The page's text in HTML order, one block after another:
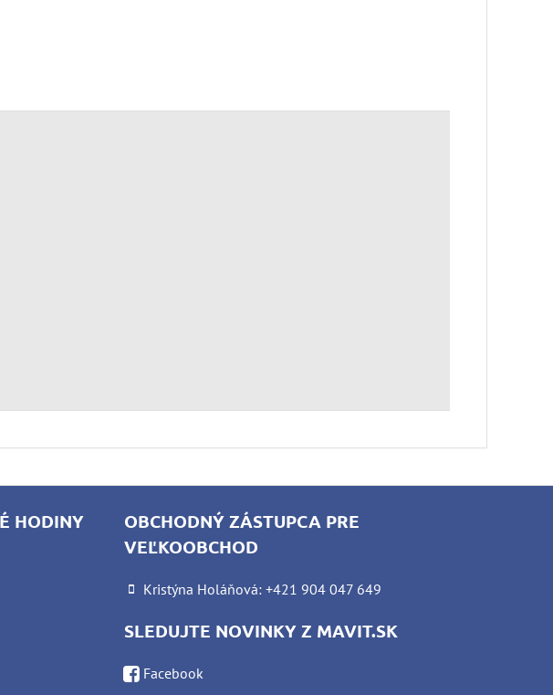
HODINY
OBCHODNÝ ZÁSTUPCA PRE
VEĽKOOBCHOD
Kristýna Holáňová: +421 904 047 649
SLEDUJTE NOVINKY Z MAVIT.SK
Facebook